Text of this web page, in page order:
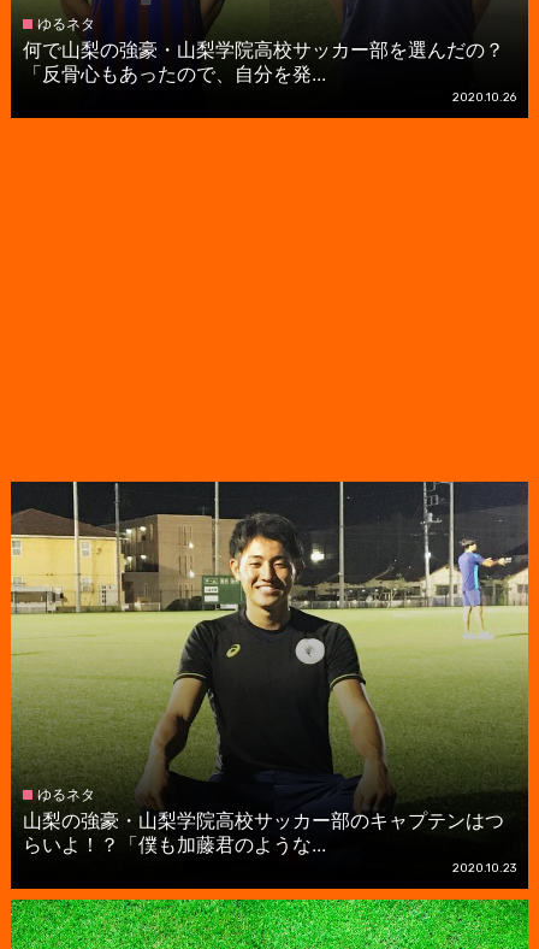
ゆるネタ
何で山梨の強豪・山梨学院高校サッカー部を選んだの？
「反骨心もあったので、自分を発...
2020.10.26
ゆるネタ
山梨の強豪・山梨学院高校サッカー部のキャプテンはつ
らいよ！？「僕も加藤君のような...
2020.10.23